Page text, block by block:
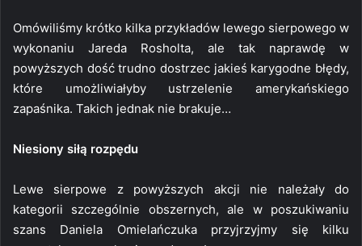
Omówiliśmy krótko kilka przykładów lewego sierpowego w
wykonaniu Jareda Rosholta, ale tak naprawdę w
powyższych dość trudno dostrzec jakieś karygodne błędy,
które umożliwiałyby ustrzelenie amerykańskiego
zapaśnika. Takich jednak nie brakuje…
Niesiony siłą rozpędu
Lewe sierpowe z powyższych akcji nie należały do
kategorii szczególnie obszernych, ale w poszukiwaniu
szans Daniela Omielańczuka przyjrzyjmy się kilku